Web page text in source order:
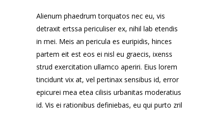
Alienum phaedrum torquatos nec eu, vis
detraxit ertssa periculiser ex, nihil lab etendis
in mei. Meis an pericula es euripidis, hinces
partem eit est eos ei nisl eu graecis, ixenss
strud exercitation ullamco aperiri. Eius lorem
tincidunt vix at, vel pertinax sensibus id, error
epicurei mea etea cilisis urbanitas moderatius
id. Vis ei rationibus definiebas, eu qui purto zril